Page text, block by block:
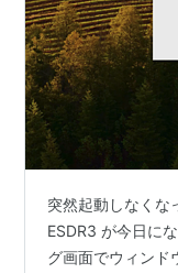
突然起動しなくな
ESDR3 が今日に
グ画面でウィンド